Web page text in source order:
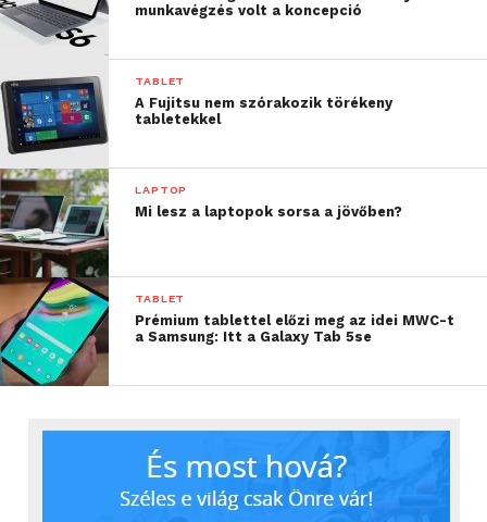
munkavégzés volt a koncepció
TABLET
A Fujitsu nem szórakozik törékeny
tabletekkel
LAPTOP
Mi lesz a laptopok sorsa a jövőben?
TABLET
Prémium tablettel előzi meg az idei MWC-t
a Samsung: Itt a Galaxy Tab 5se